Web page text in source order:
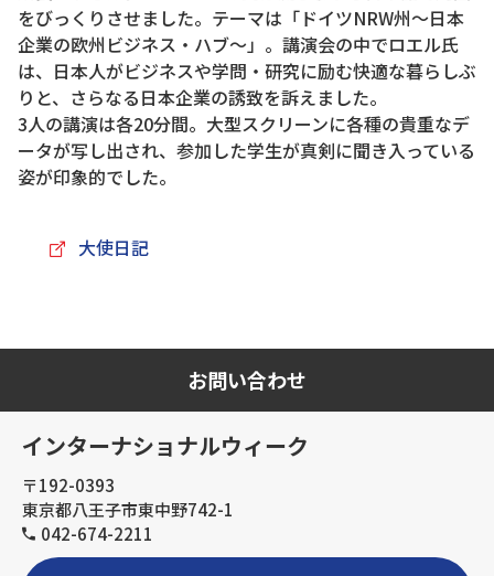
をびっくりさせました。テーマは「ドイツNRW州～日本
企業の欧州ビジネス・ハブ～」。講演会の中でロエル氏
は、日本人がビジネスや学問・研究に励む快適な暮らしぶ
りと、さらなる日本企業の誘致を訴えました。
3人の講演は各20分間。大型スクリーンに各種の貴重なデ
ータが写し出され、参加した学生が真剣に聞き入っている
姿が印象的でした。
大使日記
お問い合わせ
インターナショナルウィーク
〒192-0393
東京都八王子市東中野742-1
042-674-2211